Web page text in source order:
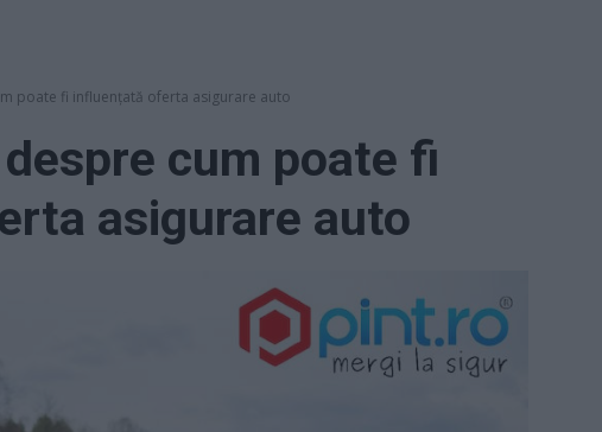
poate fi influențată oferta asigurare auto
cum poate fi
asigurare auto